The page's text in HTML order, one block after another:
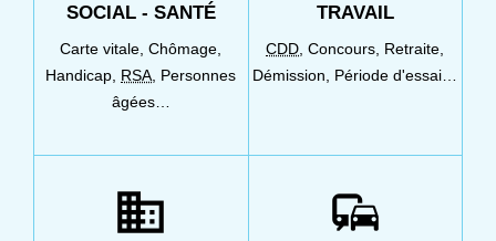
SOCIAL - SANTÉ
Carte vitale,Chômage,
Handicap, RSA Personnes
âgées…
TRAVAIL
CDD ,Concours, Retraite,
Démission, Période d'essai…
domain commute